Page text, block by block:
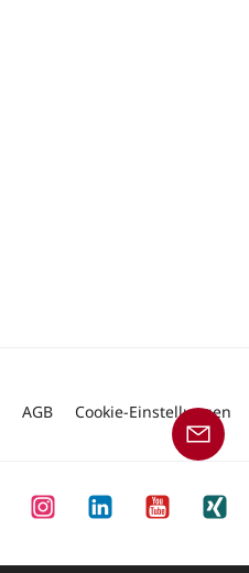
AGB Cookie-Einstellungen